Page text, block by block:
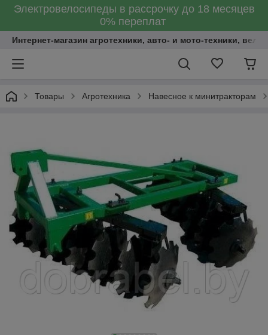
Электровелосипеды в рассрочку до 18 месяцев
0% переплат
Интернет-магазин агротехники, авто- и мото-техники,
Товары Агротехника Навесное к минитракторам